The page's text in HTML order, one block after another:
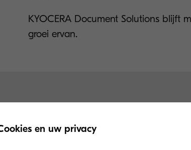
KYOCERA Document Solutions blijft
groei ervan.
expertise met een
en uw privacy